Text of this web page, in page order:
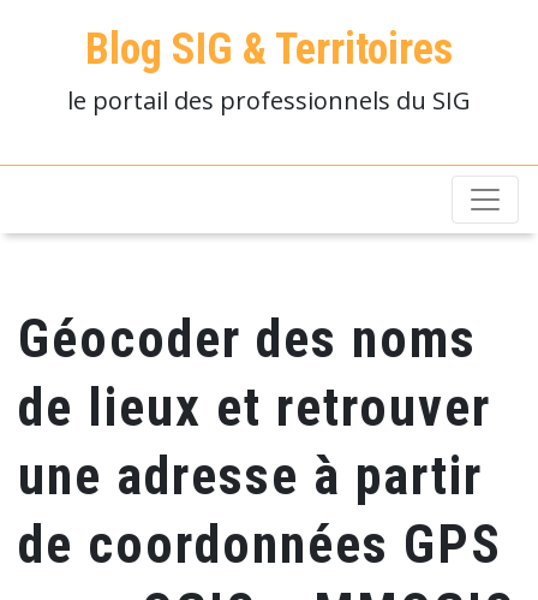
Blog SIG & Territoires
le portail des professionnels du SIG
Géocoder des noms
de lieux et retrouver
une adresse à partir
de coordonnées GPS